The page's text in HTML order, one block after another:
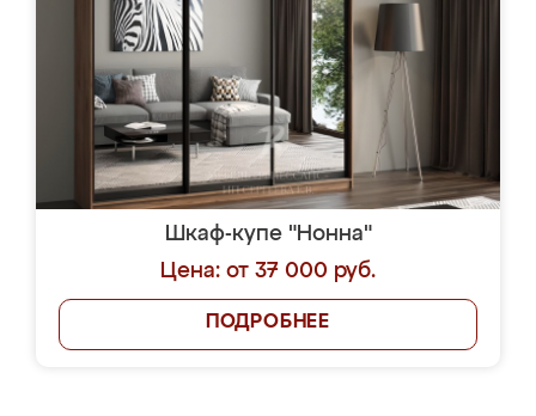
Шкаф-купе "Нонна"
Цена: от 37 000 руб.
ПОДРОБНЕЕ